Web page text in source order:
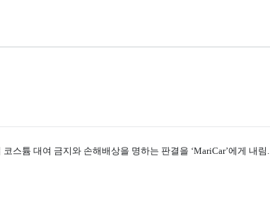
스튬 대여 금지와 손해배상을 명하는 판결을 ‘MariCar’에게 내림.